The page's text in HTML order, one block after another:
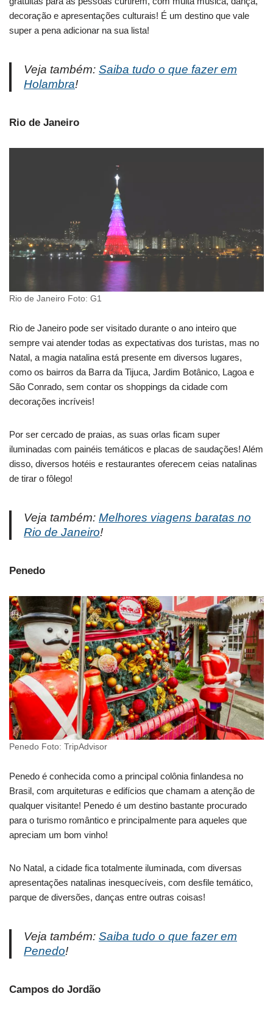
decoração e apresentações culturais! É um destino que vale
super a pena adicionar na sua lista!
Veja também: Saiba tudo o que fazer em
Holambra!
Rio de Janeiro
Rio de Janeiro Foto: G1
Rio de Janeiro pode ser visitado durante o ano inteiro que
sempre vai atender todas as expectativas dos turistas, mas no
Natal, a magia natalina está presente em diversos lugares,
como os bairros da Barra da Tijuca, Jardim Botânico, Lagoa e
São Conrado, sem contar os shoppings da cidade com
decorações incríveis!
Por ser cercado de praias, as suas orlas ficam super
iluminadas com painéis temáticos e placas de saudações! Além
disso, diversos hotéis e restaurantes oferecem ceias natalinas
de tirar o fôlego!
Veja também: Melhores viagens baratas no
Rio de Janeiro!
Penedo
Penedo Foto: TripAdvisor
Penedo é conhecida como a principal colônia finlandesa no
Brasil, com arquiteturas e edifícios que chamam a atenção de
qualquer visitante! Penedo é um destino bastante procurado
para o turismo romântico e principalmente para aqueles que
apreciam um bom vinho!
No Natal, a cidade fica totalmente iluminada, com diversas
apresentações natalinas inesquecíveis, com desfile temático,
parque de diversões, danças entre outras coisas!
Veja também: Saiba tudo o que fazer em
Penedo!
Campos do Jordão